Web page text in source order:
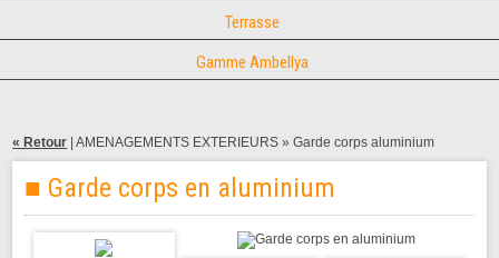
Terrasse
Gamme Ambellya
« Retour |AMENAGEMENTS EXTERIEURS » Garde corps aluminium
■ Garde corps en aluminium